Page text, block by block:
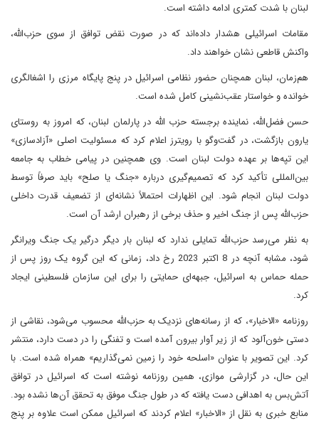
لبنان با شدت کمتری ادامه داشته است.
مقامات اسرائیلی هشدار داده‌اند که در صورت نقض توافق از سوی حزب‌الله،
واکنش قاطعی نشان خواهند داد.
هم‌زمان، لبنان همچنان حضور نظامی اسرائیل در پنج پایگاه مرزی را اشغالگری
خوانده و خواستار عقب‌نشینی کامل شده است.
حسن فضل‌الله، نماینده برجسته حزب الله در پارلمان لبنان، که امروز به روستای
یارون بازگشت، در گفت‌وگو با رویترز اعلام کرد که مسئولیت اصلی «آزادسازی»
این تپه‌ها بر عهده دولت لبنان است. وی همچنین در پیامی خطاب به جامعه
بین‌المللی تأکید کرد که تصمیم‌گیری درباره «جنگ یا صلح» باید صرفاً توسط
دولت لبنان انجام شود. این اظهارات احتمالاً نشانه‌ای از تضعیف قدرت داخلی
حزب‌الله پس از جنگ اخیر و حذف برخی از رهبران ارشد آن است.
به نظر می‌رسد حزب‌الله تمایلی ندارد که لبنان بار دیگر درگیر یک جنگ ویرانگر
شود، مشابه آنچه در 8 اکتبر 2023 رخ داد، زمانی که این گروه یک روز پس از
حمله حماس به اسرائیل، جبهه‌ای حمایتی را برای این سازمان فلسطینی ایجاد
کرد.
روزنامه «الاخبار»، که از رسانه‌های نزدیک به حزب‌الله محسوب می‌شود، نقاشی از
دستی خون‌آلود که از زیر آوار بیرون آمده است و تفنگی را در دست دارد، منتشر
کرد. این تصویر با عنوان «اسلحه خود را زمین نمی‌گذاریم» همراه شده است. با
این حال، در گزارشی موازی، همین روزنامه نوشته است که اسرائیل در توافق
آتش‌بس به اهدافی دست یافته که در طول جنگ موفق به تحقق آن‌ها نشده بود.
منابع خبری به نقل از «الاخبار» اعلام کردند که اسرائیل ممکن است علاوه بر پنج